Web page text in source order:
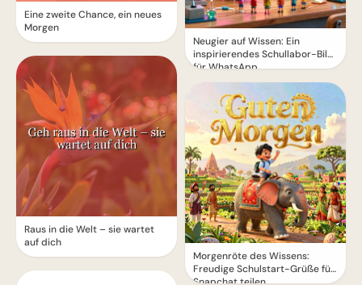
Eine zweite Chance, ein neues
Morgen
Raus in die Welt – sie wartet
auf dich
Neugier auf Wissen: Ein
inspirierendes Schullabor-Bild
für WhatsApp
Morgenröte des Wissens:
Freudige Schulstart-Grüße für
Snapchat teilen